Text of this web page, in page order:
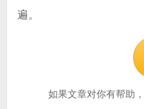
遍。
如果文章对你有帮助